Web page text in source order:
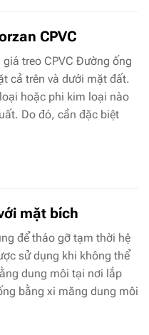
CPVC
treo CPVC Đường ống
cả trên và dưới mặt đất.
hoặc phi kim loại nào
Do đó, cần đặc biệt
mặt bích
để tháo gỡ tạm thời hệ
sử dụng khi không thể
dung môi tại nơi lắp
bằng xi măng dung môi